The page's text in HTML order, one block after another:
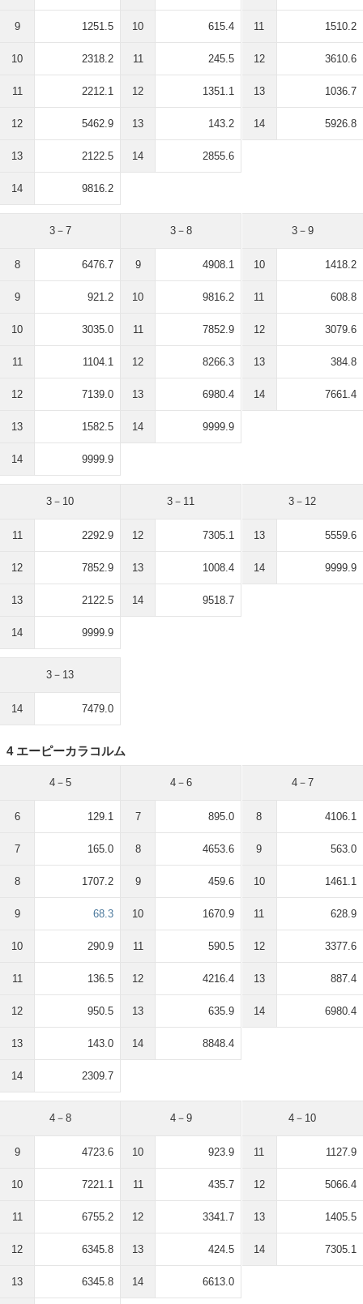
9 1251.5
10 2318.2
11 2212.1
12 5462.9
13 2122.5
14 9816.2
10 615.4
11 245.5
12 1351.1
13 143.2
14 2855.6
11 1510.2
12 3610.6
13 1036.7
14 5926.8
3－7
8 6476.7
9 921.2
10 3035.0
11 1104.1
12 7139.0
13 1582.5
14 9999.9
3－8
9 4908.1
10 9816.2
11 7852.9
12 8266.3
13 6980.4
14 9999.9
3－9
10 1418.2
11 608.8
12 3079.6
13 384.8
14 7661.4
3－10
11 2292.9
12 7852.9
13 2122.5
14 9999.9
3－11
12 7305.1
13 1008.4
14 9518.7
3－12
13 5559.6
14 9999.9
3－13
14 7479.0
4 エーピーカラコルム
4－5
6 129.1
7 165.0
8 1707.2
9 68.3
10 290.9
11 136.5
12 950.5
13 143.0
14 2309.7
4－6
7 895.0
8 4653.6
9 459.6
10 1670.9
11 590.5
12 4216.4
13 635.9
14 8848.4
4－7
8 4106.1
9 563.0
10 1461.1
11 628.9
12 3377.6
13 887.4
14 6980.4
4－8
9 4723.6
10 7221.1
11 6755.2
12 6345.8
13 6345.8
4－9
10 923.9
11 435.7
12 3341.7
13 424.5
14 6613.0
4－10
11 1127.9
12 5066.4
13 1405.5
14 7305.1